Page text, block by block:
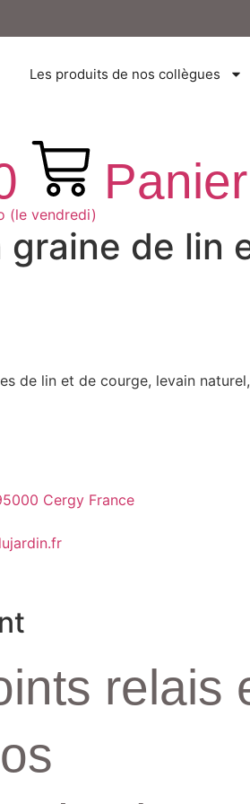
Les produits de nos collègues
Panier
(le vendredi)
graine de lin
de lin et de courge, levain
Cergy France
relais